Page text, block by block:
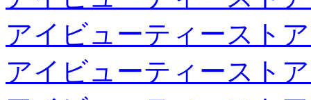
アイビューティースト
アイビューティースト